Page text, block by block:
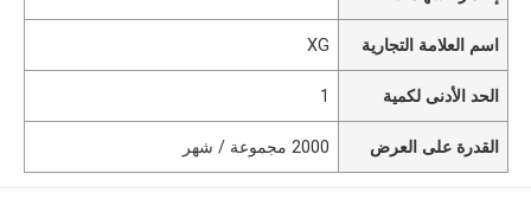
اسم العلامة التجارية XG
الحد الأدنى لكمية 1
القدرة على العرض 2000 مجموعة / شهر